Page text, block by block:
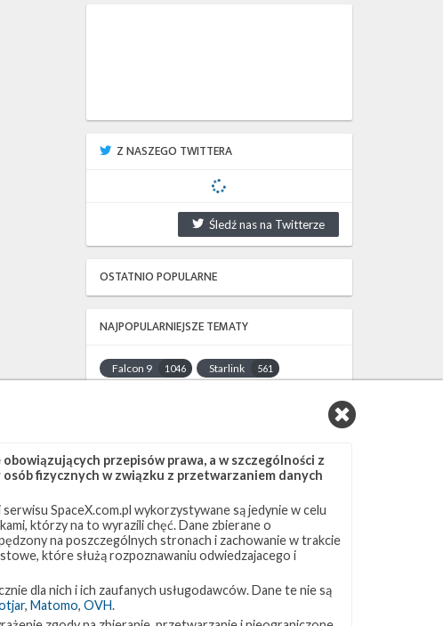
Z NASZEGO TWITTERA
Śledź nas na Twitterze
OSTATNIO POPULARNE
NAJPOPULARNIEJSZE TEMATY
Falcon 9 1046 Starlink 561
JRTI 214 ASOG 181
Starship 107 Landing Zone 1 96
Loty załogowe 95 ISS 93
ZAPRZYJAŹNIONE STRONY
przepisów prawa, a w szczególności z
fizycznych w związku z przetwarzaniem danych
SpaceX.com.pl wykorzystywane są jedynie w celu
którzy na to wyrazili chęć. Dane zbierane o
na poszczególnych stronach i zachowanie w trakcie
które służą rozpoznawaniu odwiedzajacego i
dla nich i ich zaufanych usługodawców. Dane te nie są
, Matomo, OVH.